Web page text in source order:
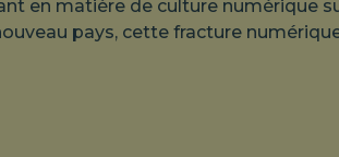
en matière de culture numérique
pays, cette fracture